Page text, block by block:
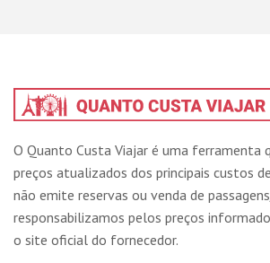
O Quanto Custa Viajar é uma ferramenta
preços atualizados dos principais custos
não emite reservas ou venda de
responsabilizamos pelos preços
o site oficial do fornecedor.